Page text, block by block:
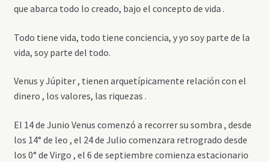
que abarca todo lo creado, bajo el concepto de vida .
Todo tiene vida, todo tiene conciencia, y yo soy parte de la
vida, soy parte del todo.
Venus y Júpiter , tienen arquetípicamente relación con el
dinero , los valores, las riquezas .
El 14 de Junio Venus comenzó a recorrer su sombra , desde
los 14° de leo , el 24 de Julio comenzara retrogrado desde
los 0° de Virgo , el 6 de septiembre comienza estacionario